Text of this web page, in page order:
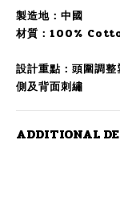
製造地：中國
材質：100%
設計重點：頭圍調
側及背面刺繡
ADDITIONAL